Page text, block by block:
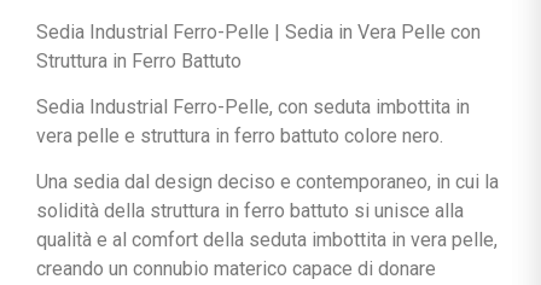
Sedia Industrial Ferro-Pelle | Sedia in Vera Pelle con
Struttura in Ferro Battuto
Sedia Industrial Ferro-Pelle, con seduta imbottita in
vera pelle e struttura in ferro battuto colore nero.
Una sedia dal design deciso e contemporaneo, in cui la
solidità della struttura in ferro battuto si unisce alla
qualità e al comfort della seduta imbottita in vera pelle,
creando un connubio materico capace di donare